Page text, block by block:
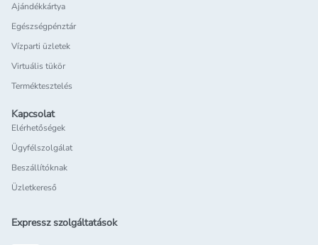
Ajándékkártya
Egészségpénztár
Vízparti üzletek
Virtuális tükör
Terméktesztelés
Kapcsolat
Elérhetőségek
Ügyfélszolgálat
Beszállítóknak
Üzletkereső
Expressz szolgáltatások